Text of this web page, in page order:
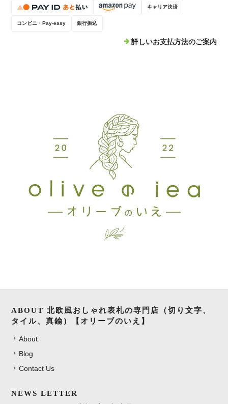
キャリア決済
コンビニ・Pay-easy 銀行振込
詳しいお支払方法のご案内
ABOUT 北欧風おしゃれ表札の専門店（切り文字、
タイル、真鍮）【オリーブのいえ】
About
Blog
Contact Us
NEWS LETTER